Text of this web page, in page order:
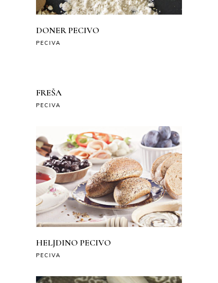
DONER PECIVO
PECIVA
FREŠA
PECIVA
HELJDINO PECIVO
PECIVA